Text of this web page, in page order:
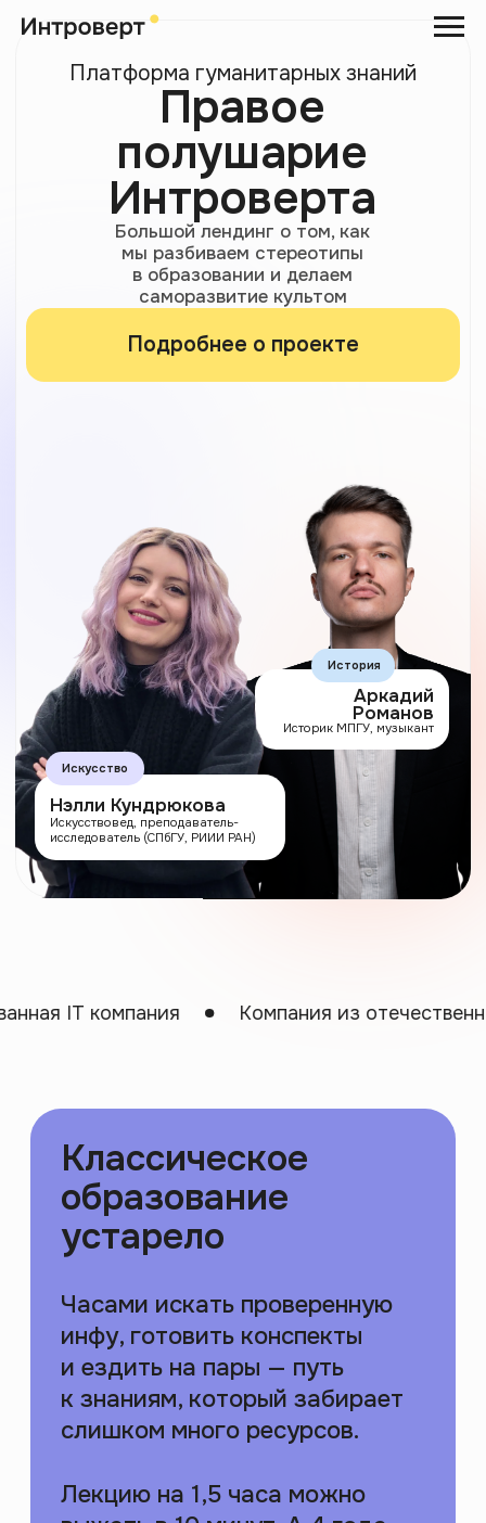
Историк МПГУ, музыкант
Нэлли Кундрюкова
Искусствовед, преподаватель-
исследователь (СПбГУ, РИИИ РАН)
Правое
полушарие
Интроверта
Большой лендинг о том, как
мы разбиваем стереотипы
в образовании и делаем
саморазвитие культом
Подробнее о проекте
Компания из отечественного реестра
Классическое
образование
устарело
слишком много ресурсов.
в университете — усвоить за 8
Поэтому мы нашли
другой путь...